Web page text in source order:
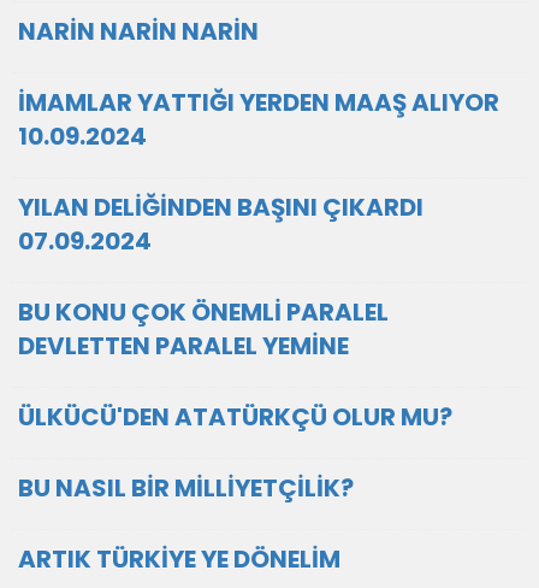
NARİN NARİN NARİN
İMAMLAR YATTIĞI YERDEN MAAŞ ALIYOR
10.09.2024
YILAN DELİĞİNDEN BAŞINI ÇIKARDI
07.09.2024
BU KONU ÇOK ÖNEMLİ PARALEL
DEVLETTEN PARALEL YEMİNE
ÜLKÜCÜ'DEN ATATÜRKÇÜ OLUR MU?
BU NASIL BİR MİLLİYETÇİLİK?
ARTIK TÜRKİYE YE DÖNELİM